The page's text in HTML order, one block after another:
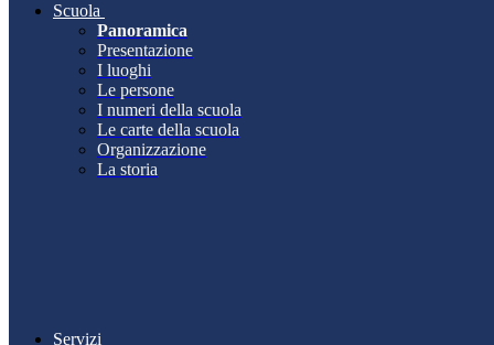
Scuola
Panoramica
Presentazione
I luoghi
Le persone
I numeri della scuola
Le carte della scuola
Organizzazione
La storia
Servizi